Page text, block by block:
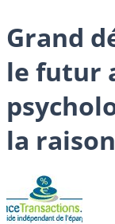
Grand
le futur
la raison